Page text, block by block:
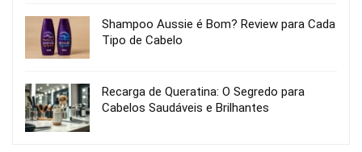
Shampoo Aussie é Bom? Review para Cada
Tipo de Cabelo
Recarga de Queratina: O Segredo para
Cabelos Saudáveis e Brilhantes